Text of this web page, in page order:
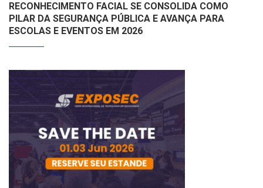
RECONHECIMENTO FACIAL SE CONSOLIDA COMO
PILAR DA SEGURANÇA PÚBLICA E AVANÇA PARA
ESCOLAS E EVENTOS EM 2026